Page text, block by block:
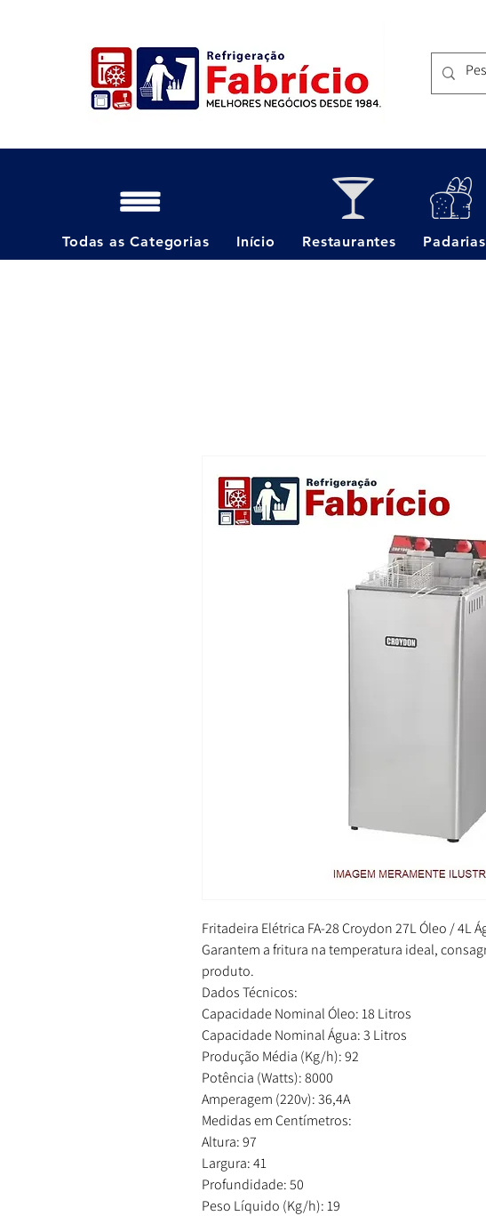
Fritadeira Elétrica FA-28 Croydon 27L Óleo / 4L
Garantem a fritura na temperatura ideal,
produto.
Dados Técnicos:
Capacidade Nominal Óleo: 18 Litros
Capacidade Nominal Água: 3 Litros
Produção Média (Kg/h): 92
Potência (Watts): 8000
Amperagem (220v): 36,4A
Medidas em Centímetros:
Altura: 97
Largura: 41
Profundidade: 50
Peso Líquido (Kg/h): 19
Todas as Categorias Início Restaurantes Padarias